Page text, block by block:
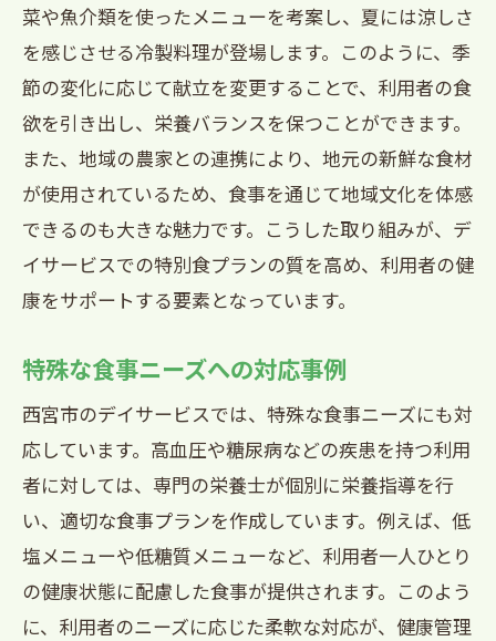
菜や魚介類を使ったメニューを考案し、夏には涼しさ
を感じさせる冷製料理が登場します。このように、季
節の変化に応じて献立を変更することで、利用者の食
欲を引き出し、栄養バランスを保つことができます。
また、地域の農家との連携により、地元の新鮮な食材
が使用されているため、食事を通じて地域文化を体感
できるのも大きな魅力です。こうした取り組みが、デ
イサービスでの特別食プランの質を高め、利用者の健
康をサポートする要素となっています。
特殊な食事ニーズへの対応事例
西宮市のデイサービスでは、特殊な食事ニーズにも対
応しています。高血圧や糖尿病などの疾患を持つ利用
者に対しては、専門の栄養士が個別に栄養指導を行
い、適切な食事プランを作成しています。例えば、低
塩メニューや低糖質メニューなど、利用者一人ひとり
の健康状態に配慮した食事が提供されます。このよう
に、利用者のニーズに応じた柔軟な対応が、健康管理